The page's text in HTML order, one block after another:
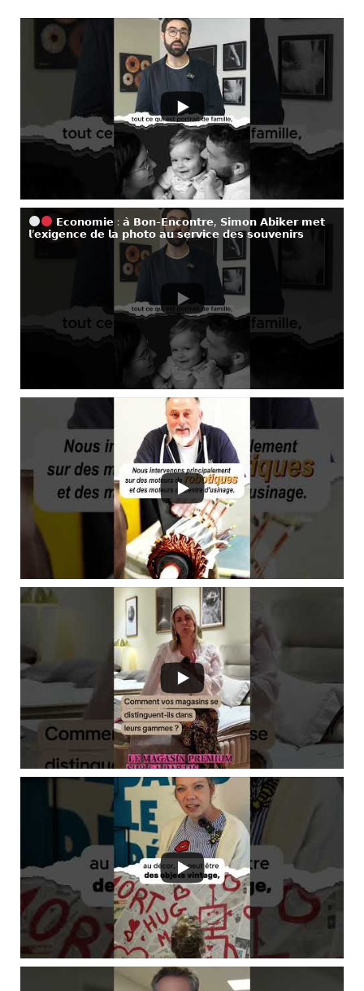
𝗘𝗰𝗼𝗻𝗼𝗺𝗶𝗲 : 𝗮̀ 𝗕𝗼𝗻-𝗘𝗻𝗰𝗼𝗻𝘁𝗿𝗲, 𝗦𝗶𝗺𝗼𝗻 𝗔𝗯𝗶𝗸𝗲𝗿 𝗺𝗲𝘁
𝗹’𝗲𝘅𝗶𝗴𝗲𝗻𝗰𝗲 𝗱𝗲 𝗹𝗮 𝗽𝗵𝗼𝘁𝗼 𝗮𝘂 𝘀𝗲𝗿𝘃𝗶𝗰𝗲 𝗱𝗲𝘀 𝘀𝗼𝘂𝘃𝗲𝗻𝗶𝗿𝘀